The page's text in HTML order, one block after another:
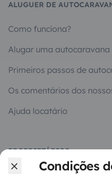
Condições
ALUGUER DE
Como funciona?
Alugar uma autocaravana
Primeiros passos de
Os comentários dos
Ajuda locatário
PROPRIETÁRIOS